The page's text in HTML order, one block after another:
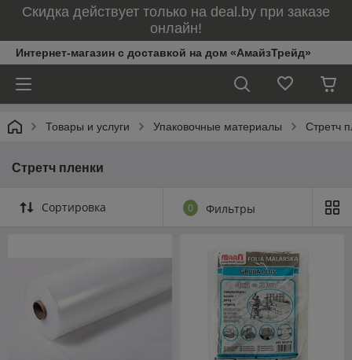
Скидка действует только на deal.by при заказе
онлайн!
Интернет-магазин с доставкой на дом «АмайзТрейд»
Товары и услуги Упаковочные материалы Стретч
Стретч пленки
Сортировка 0 Фильтры